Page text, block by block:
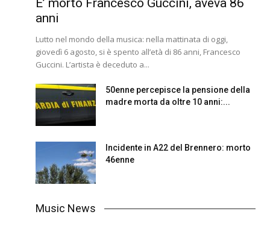
anni
Lutto nel mondo della musica: nella mattinata di oggi,
giovedì 6 agosto, si è spento all’età di 86 anni, Francesco
Guccini. L’artista è deceduto a...
50enne percepisce la pensione della
madre morta da oltre 10 anni:...
Incidente in A22 del Brennero: morto
46enne
Music News